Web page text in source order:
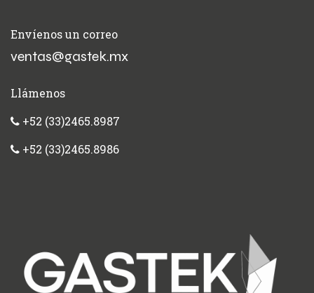
Envíenos un correo
ventas@gastek.mx
Llámenos
+52 (33)2465.8987
+52 (33)2465.8986